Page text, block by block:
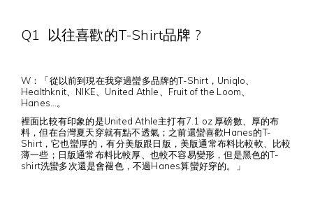
Q1 以往喜歡的T-Shirt品牌 ?
W：「從以前到現在我穿過蠻多品牌的T-Shirt，Uniqlo、
Healthknit、NIKE、United Athle、Fruit of the Loom、
Hanes…。
裡面比較有印象的是United Athle主打有7.1 oz 厚磅數、厚的布
料，但在台灣夏天穿就有點不透氣；之前還蠻喜歡Hanes的T-
Shirt，它也蠻厚的，有分美版跟日版，美版通常布料比較軟、比較
薄一些；日版通常布料比較厚、也較不容易變形，但是黑色的T-
shirt洗蠻多次還是會褪色，不過Hanes算蠻好穿的。」